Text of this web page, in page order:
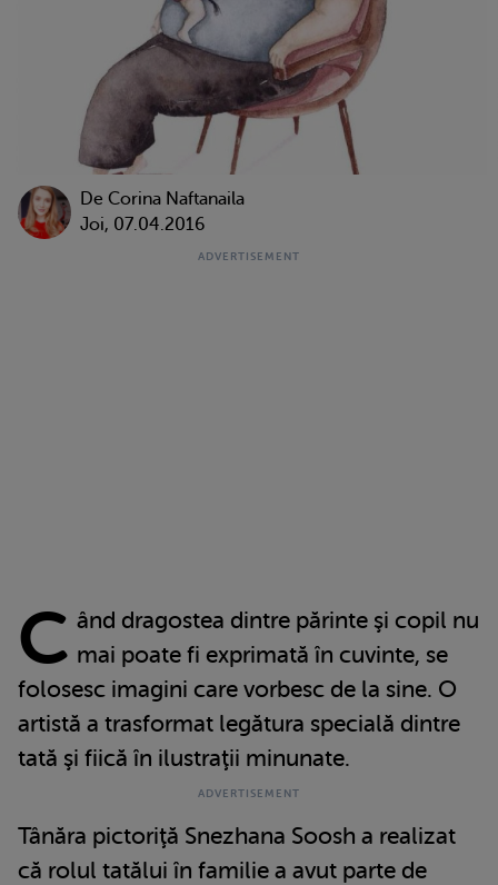
De Corina Naftanaila
Joi, 07.04.2016
C ând dragostea dintre părinte şi copil nu
mai poate fi exprimată în cuvinte, se
folosesc imagini care vorbesc de la sine. O
artistă a trasformat legătura specială dintre
tată şi fiică în ilustraţii minunate.
Tânăra pictoriţă Snezhana Soosh a realizat
că rolul tatălui în familie a avut parte de